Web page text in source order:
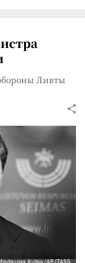
Ливты
Kulbis/AP/TASS